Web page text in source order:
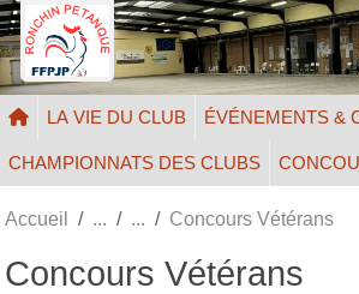
LA VIE DU CLUB ÉVÉNEMENTS &
CHAMPIONNATS DES CLUBS
Accueil Concours Vétérans
Concours Vétérans
Panneau de gestion des cookies